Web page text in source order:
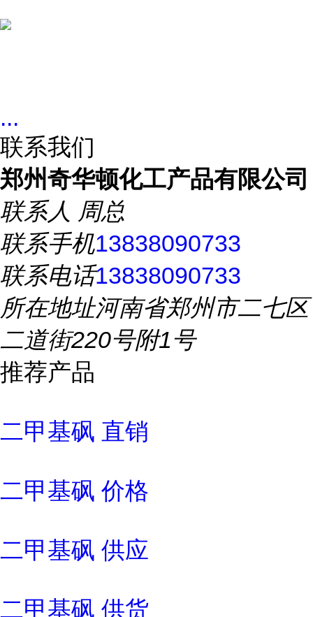
...
联系我们
郑州奇华顿化工产品有限公司
联系人 周总
联系手机13838090733
联系电话13838090733
所在地址河南省郑州市二七区
二道街220号附1号
推荐产品
二甲基砜 直销
二甲基砜 价格
二甲基砜 供应
二甲基砜 供货